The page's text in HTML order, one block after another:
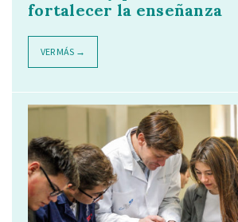
fortalecer la enseñanza
VER MÁS →